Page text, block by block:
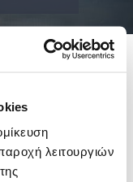
λειτουργιών
περιοχες